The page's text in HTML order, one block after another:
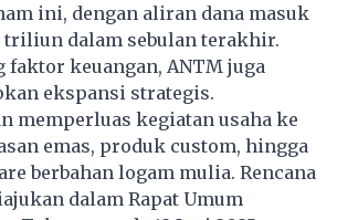
ini, dengan aliran dana masuk
triliun dalam sebulan terakhir.
faktor keuangan, ANTM juga
ekspansi strategis.
memperluas kegiatan usaha ke
emas, produk custom, hingga
berbahan logam mulia. Rencana
dalam Rapat Umum